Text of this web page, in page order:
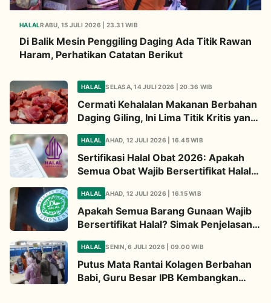
HALALRABU, 15 JULI 2026 | 23.31 WIB
Di Balik Mesin Penggiling Daging Ada Titik Rawan
Haram, Perhatikan Catatan Berikut
HALAL SELASA, 14 JULI 2026 | 20.36 WIB
Cermati Kehalalan Makanan Berbahan
Daging Giling, Ini Lima Titik Kritis yang
Wajib Diperhatikan
HALAL AHAD, 12 JULI 2026 | 16.45 WIB
Sertifikasi Halal Obat 2026: Apakah
Semua Obat Wajib Bersertifikat Halal?
Begini Penjelasannya
HALAL AHAD, 12 JULI 2026 | 16.15 WIB
Apakah Semua Barang Gunaan Wajib
Bersertifikat Halal? Simak Penjelasan
Ini
HALAL SENIN, 6 JULI 2026 | 09.00 WIB
Putus Mata Rantai Kolagen Berbahan
Babi, Guru Besar IPB Kembangkan